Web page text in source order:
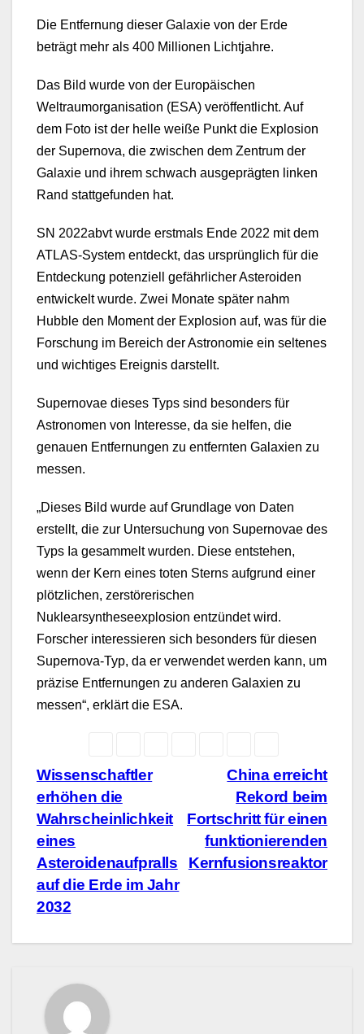
Die Entfernung dieser Galaxie von der Erde
beträgt mehr als 400 Millionen Lichtjahre.
Das Bild wurde von der Europäischen
Weltraumorganisation (ESA) veröffentlicht. Auf
dem Foto ist der helle weiße Punkt die Explosion
der Supernova, die zwischen dem Zentrum der
Galaxie und ihrem schwach ausgeprägten linken
Rand stattgefunden hat.
SN 2022abvt wurde erstmals Ende 2022 mit dem
ATLAS-System entdeckt, das ursprünglich für die
Entdeckung potenziell gefährlicher Asteroiden
entwickelt wurde. Zwei Monate später nahm
Hubble den Moment der Explosion auf, was für die
Forschung im Bereich der Astronomie ein seltenes
und wichtiges Ereignis darstellt.
Supernovae dieses Typs sind besonders für
Astronomen von Interesse, da sie helfen, die
genauen Entfernungen zu entfernten Galaxien zu
messen.
„Dieses Bild wurde auf Grundlage von Daten
erstellt, die zur Untersuchung von Supernovae des
Typs Ia gesammelt wurden. Diese entstehen,
wenn der Kern eines toten Sterns aufgrund einer
plötzlichen, zerstörerischen
Nuklearsyntheseexplosion entzündet wird.
Forscher interessieren sich besonders für diesen
Supernova-Typ, da er verwendet werden kann, um
präzise Entfernungen zu anderen Galaxien zu
messen“, erklärt die ESA.
BeitragsnavigationChina erreicht
Rekord beim
Fortschritt für einen
funktionierenden
Kernfusionsreaktor
Wissenschaftler
erhöhen die
Wahrscheinlichkeit
eines
Asteroidenaufpralls
auf die Erde im Jahr
2032